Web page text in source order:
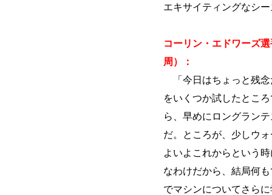
エキサイティングなシ
コーリン・エドワーズ
周）：
「今日はちょっと残念
をいくつか試したとこ
ら、早めにロングラン
だ。ところが、少しウ
よいよこれからという
なわけだから、結局何
でマシンについてさら